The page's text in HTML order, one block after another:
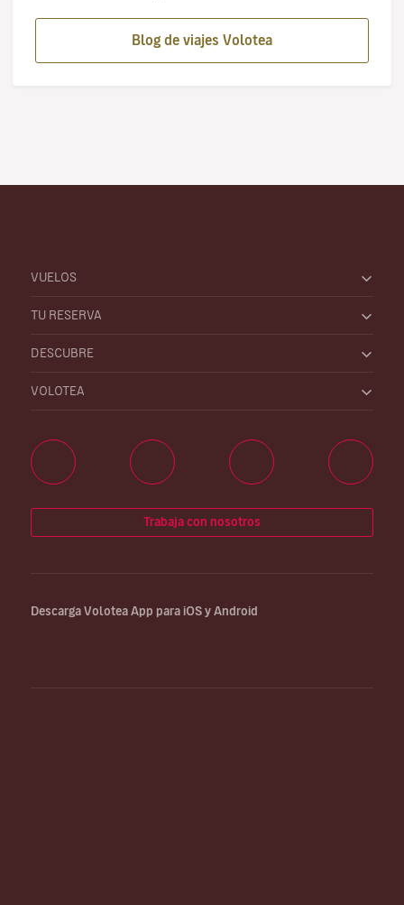
Blog de viajes Volotea
VUELOS
TU RESERVA
DESCUBRE
VOLOTEA
Trabaja con nosotros
Descarga Volotea App para iOS y Android